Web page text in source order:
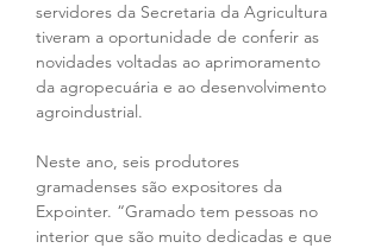
servidores da Secretaria da Agricultura
tiveram a oportunidade de conferir as
novidades voltadas ao aprimoramento
da agropecuária e ao desenvolvimento
agroindustrial.
Neste ano, seis produtores
gramadenses são expositores da
Expointer. “Gramado tem pessoas no
interior que são muito dedicadas e que